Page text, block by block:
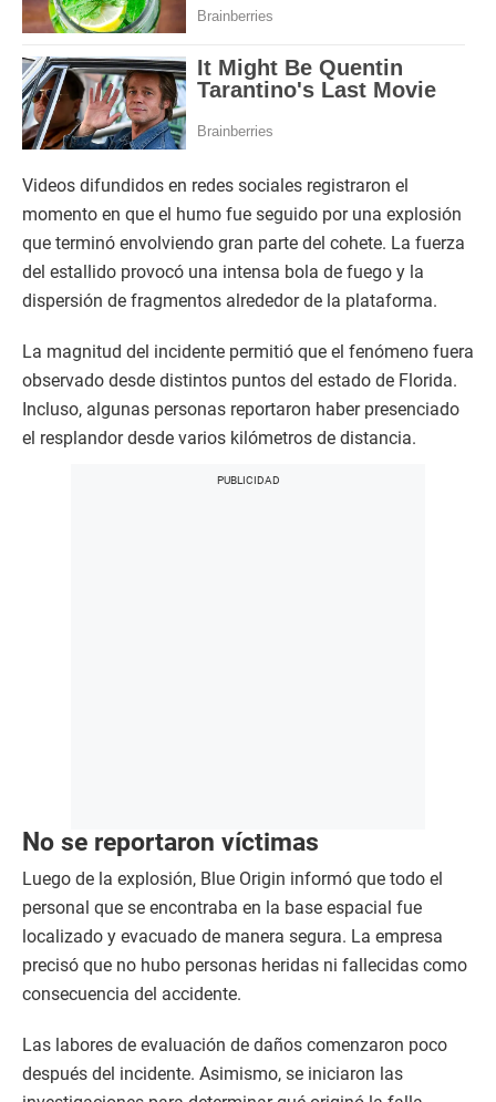
Videos difundidos en redes sociales registraron el
momento en que el humo fue seguido por una explosión
que terminó envolviendo gran parte del cohete. La fuerza
del estallido provocó una intensa bola de fuego y la
dispersión de fragmentos alrededor de la plataforma.
La magnitud del incidente permitió que el fenómeno fuera
observado desde distintos puntos del estado de Florida.
Incluso, algunas personas reportaron haber presenciado
el resplandor desde varios kilómetros de distancia.
No se reportaron víctimas
Luego de la explosión, Blue Origin informó que todo el
personal que se encontraba en la base espacial fue
localizado y evacuado de manera segura. La empresa
precisó que no hubo personas heridas ni fallecidas como
consecuencia del accidente.
Las labores de evaluación de daños comenzaron poco
después del incidente. Asimismo, se iniciaron las